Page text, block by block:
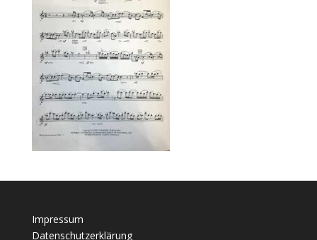
Impressum
Datenschutzerklärung